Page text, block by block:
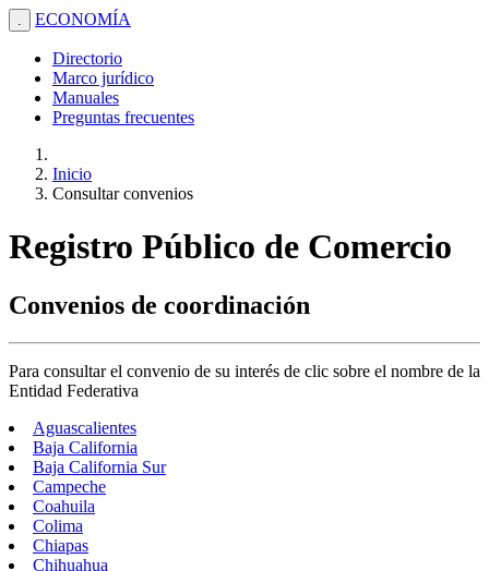
. ECONOMÍA
Directorio
Marco jurídico
Manuales
Preguntas frecuentes
Inicio
Consultar convenios
Registro Público de Comercio
Convenios de coordinación
Para consultar el convenio de su interés de clic sobre el nombre de la
Entidad Federativa
Aguascalientes
Baja California
Baja California Sur
Campeche
Coahuila
Colima
Chiapas
Chihuahua